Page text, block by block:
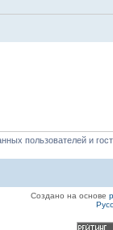
пользователей и
Создано на основе